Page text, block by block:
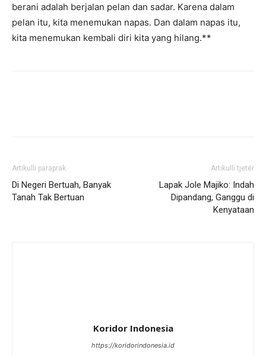
berani adalah berjalan pelan dan sadar. Karena dalam
pelan itu, kita menemukan napas. Dan dalam napas itu,
kita menemukan kembali diri kita yang hilang.**
Artikulli paraprak
Di Negeri Bertuah, Banyak
Tanah Tak Bertuan
Artikulli tjetër
Lapak Jole Majiko: Indah
Dipandang, Ganggu di
Kenyataan
Koridor Indonesia
https://koridorindonesia.id